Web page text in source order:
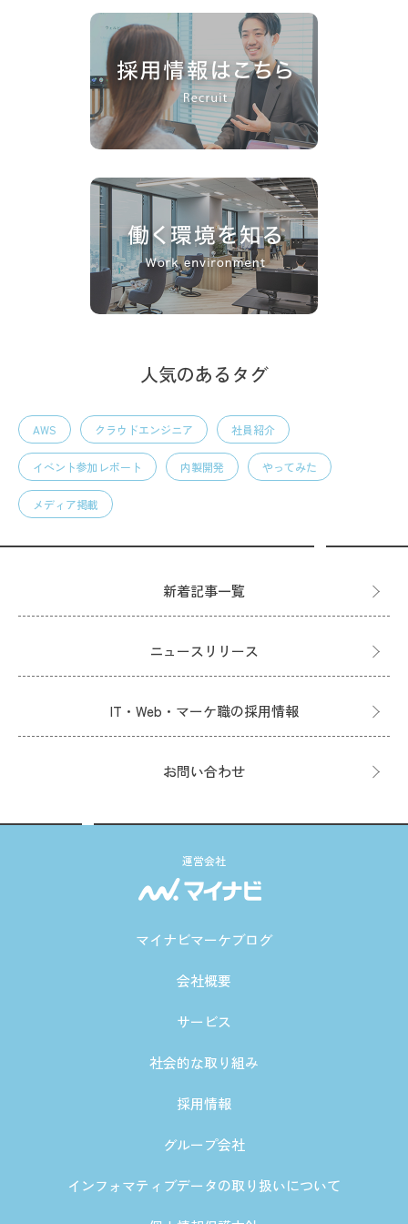
人気のあるタグ
AWS クラウドエンジニア 社員紹介
イベント参加レポート 内製開発 やってみた
メディア掲載
新着記事一覧
ニュースリリース
IT・Web・マーケ職の採用情報
お問い合わせ
運営会社
マイナビマーケブログ
会社概要
サービス
社会的な取り組み
採用情報
グループ会社
インフォマティブデータの取り扱いについて